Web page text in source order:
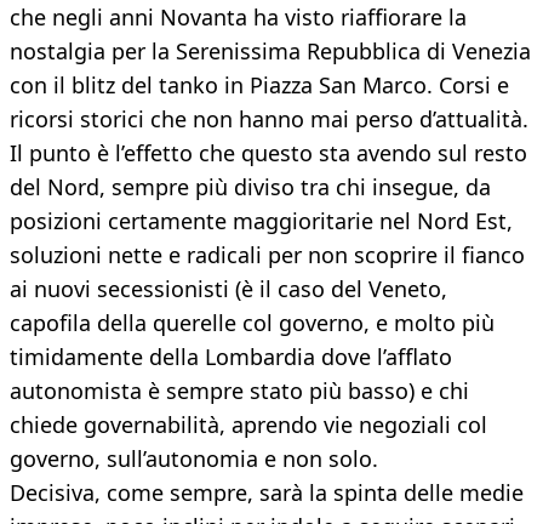
che negli anni Novanta ha visto riaffiorare la
nostalgia per la Serenissima Repubblica di Venezia
con il blitz del tanko in Piazza San Marco. Corsi e
ricorsi storici che non hanno mai perso d’attualità.
Il punto è l’effetto che questo sta avendo sul resto
del Nord, sempre più diviso tra chi insegue, da
posizioni certamente maggioritarie nel Nord Est,
soluzioni nette e radicali per non scoprire il fianco
ai nuovi secessionisti (è il caso del Veneto,
capofila della querelle col governo, e molto più
timidamente della Lombardia dove l’afflato
autonomista è sempre stato più basso) e chi
chiede governabilità, aprendo vie negoziali col
governo, sull’autonomia e non solo.
Decisiva, come sempre, sarà la spinta delle medie